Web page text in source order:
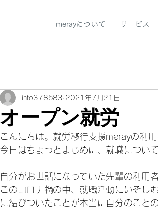
merayについて サービス
オープン就労
info378583 2021年7月21日
こんにちは。就労移行支援merayの利用
今日はちょっとまじめに、就職につい
自分がお世話になっていた先輩の利用
このコロナ禍の中、就職活動にいそし
に結びついたことが本当に自分のこと